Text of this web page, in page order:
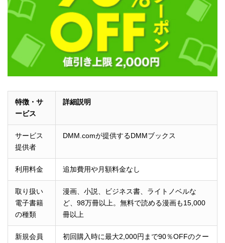
特徴・サ
ービス
詳細説明
サービス
提供者
DMM.comが提供するDMMブックス
利用料金 追加費用や月額料金なし
取り扱い
電子書籍
の種類
漫画、小説、ビジネス書、ライトノベルな
ど、98万冊以上。無料で読める漫画も15,000
冊以上
新規会員
初回購入時に最大2,000円まで90％OFFのクー